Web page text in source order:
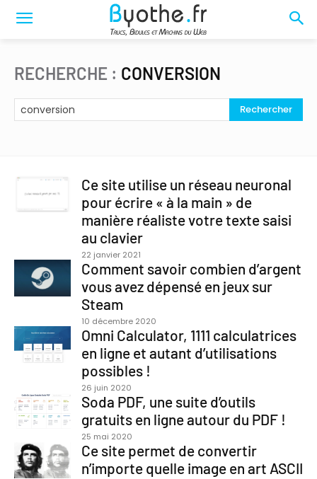
RECHERCHE : CONVERSION
Rechercher
Ce site utilise un réseau neuronal
pour écrire « à la main » de
manière réaliste votre texte saisi
au clavier
22 janvier 2021
Comment savoir combien d’argent
vous avez dépensé en jeux sur
Steam
10 décembre 2020
Omni Calculator, 1111 calculatrices
en ligne et autant d’utilisations
possibles !
26 juin 2020
Soda PDF, une suite d’outils
gratuits en ligne autour du PDF !
25 mai 2020
Ce site permet de convertir
n’importe quelle image en art ASCII